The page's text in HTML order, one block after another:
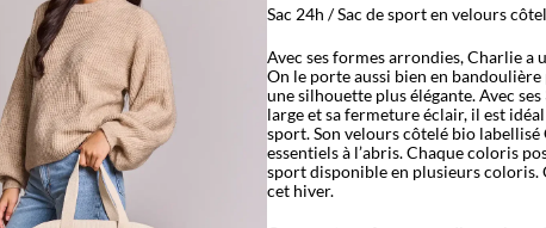
Sac 24h / Sac de sport en velours
Avec ses formes arrondies, Charlie a
On le porte aussi bien en
une silhouette plus élégante. Avec
large et sa fermeture éclair, il est
sport. Son velours côtelé bio labellisé
essentiels à l’abris. Chaque coloris
sport disponible en plusieurs coloris.
cet hiver.